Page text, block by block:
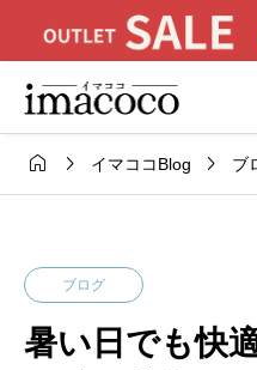
  イマココBlog  ブ
ブログ
暑い日でも快